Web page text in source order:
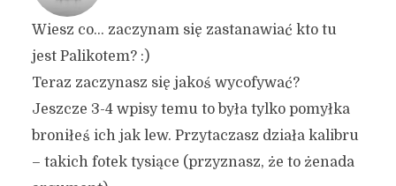
Wiesz co… zaczynam się zastanawiać kto tu
jest Palikotem? :)
Teraz zaczynasz się jakoś wycofywać?
Jeszcze 3-4 wpisy temu to była tylko pomyłka
broniłeś ich jak lew. Przytaczasz działa kalibru
– takich fotek tysiące (przyznasz, że to żenada